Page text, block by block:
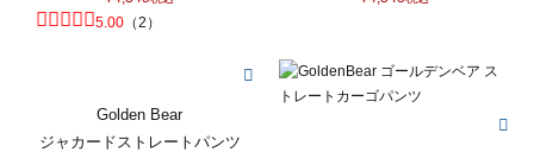
5.00 （2 ）
Golden Bear
ジャカードストレートパンツ